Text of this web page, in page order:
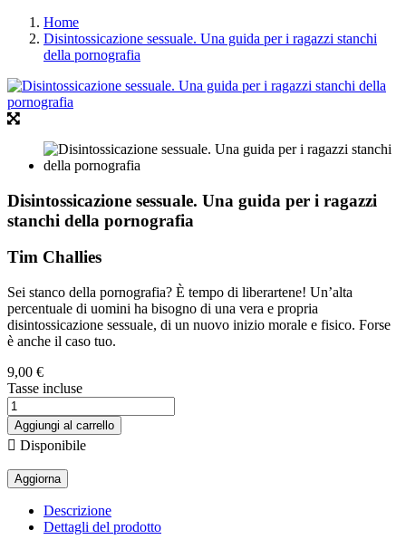
Home
Disintossicazione sessuale. Una guida per i ragazzi stanchi
della pornografia
Disintossicazione sessuale. Una guida per i ragazzi
stanchi della pornografia
Tim Challies
Sei stanco della pornografia? È tempo di liberartene! Un’alta
percentuale di uomini ha bisogno di una vera e propria
disintossicazione sessuale, di un nuovo inizio morale e fisico. Forse
è anche il caso tuo.
9,00 €
Tasse incluse
Aggiungi al carrello
 Disponibile
Descrizione
Dettagli del prodotto